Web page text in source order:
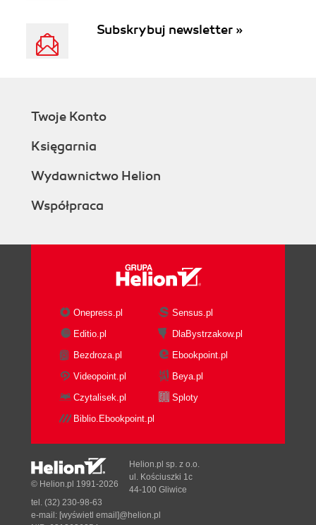
Subskrybuj newsletter »
Twoje Konto
Księgarnia
Wydawnictwo Helion
Współpraca
Onepress.pl
Sensus.pl
Editio.pl
DlaBystrzakow.pl
Bezdroza.pl
Ebookpoint.pl
Videopoint.pl
Beya.pl
Czytalisek.pl
Sploty
Biblio.Ebookpoint.pl
© Helion.pl 1991-2026
Helion.pl sp. z o.o.
ul. Kościuszki 1c
44-100 Gliwice
tel. (32) 230-98-63
e-mail: [wyświetl email]@helion.pl